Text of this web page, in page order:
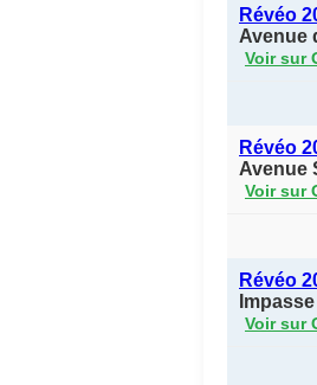
Révéo
Avenue
Voir sur
Révéo
Avenue
Voir sur
Révéo
Voir sur